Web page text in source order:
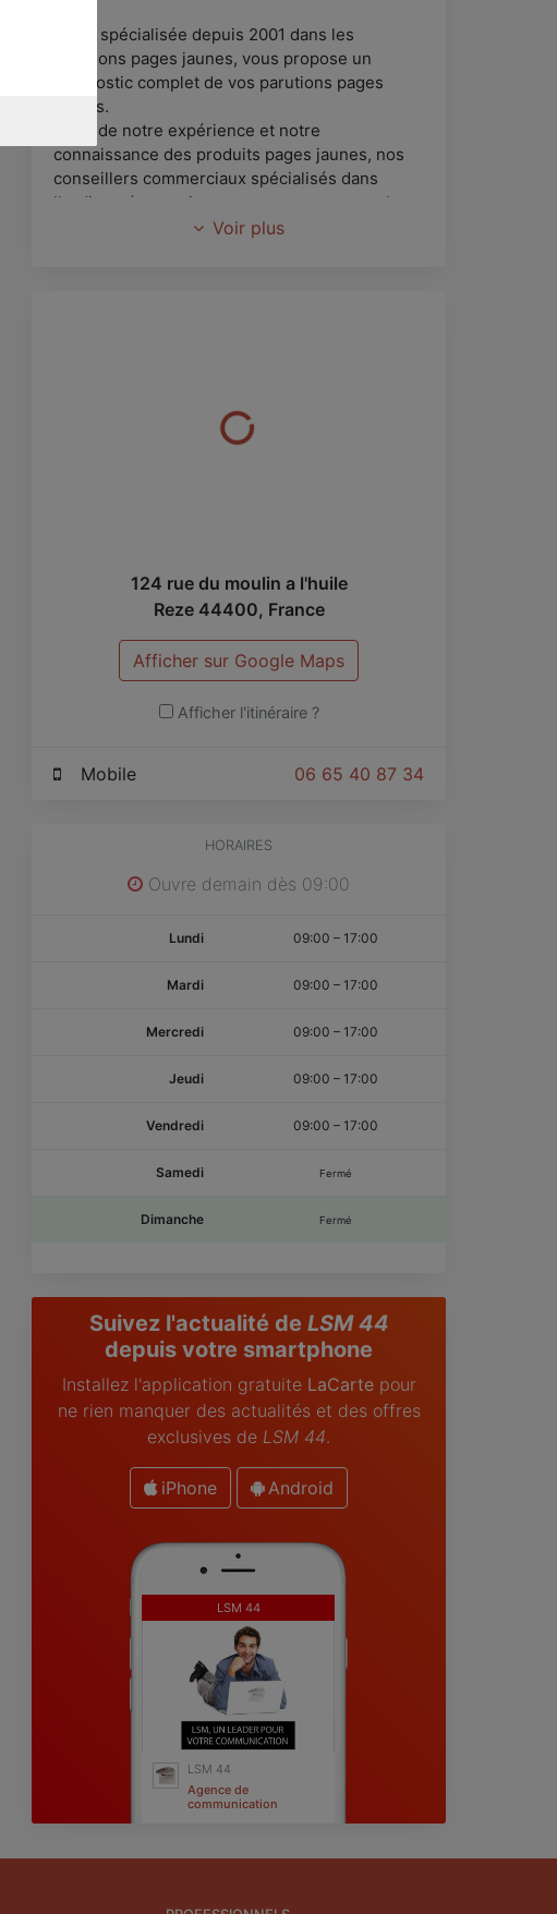
LSM , spécialisée depuis 2001 dans les
parutions pages jaunes, vous propose un
diagnostic complet de vos parutions pages
jaunes.
Forts de notre expérience et notre
connaissance des produits pages jaunes, nos
conseillers commerciaux spécialisés dans
l’audit en économie, vous soumettront un plan
de communication défini selon vos réels
communication, LSM met a votre disposition
son équipe de web designers pour réaliser
Voir plus
124 rue du moulin a l'huile
Reze 44400, France
Afficher sur Google Maps
Afficher l'itinéraire ?
06 65 40 87 34
Mobile
HORAIRES
Ouvre demain dès 09:00
Lundi 09:00 – 17:00
Mardi 09:00 – 17:00
Mercredi 09:00 – 17:00
Jeudi 09:00 – 17:00
Vendredi 09:00 – 17:00
Samedi Fermé
Dimanche Fermé
Suivez l'actualité de LSM 44
depuis votre smartphone
Installez l'application gratuite LaCartepour
ne rien manquer des actualités et des offres
exclusives de LSM 44.
iPhone Android
LSM 44
LSM 44
Agence de
communication